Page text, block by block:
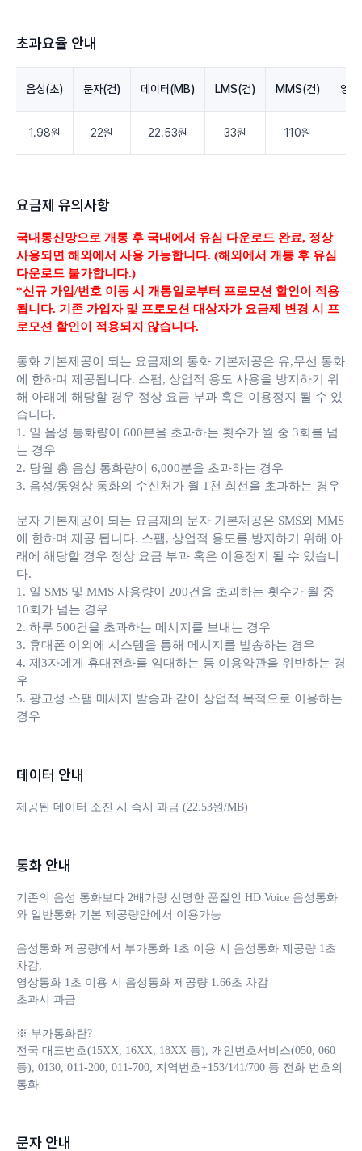
초과요율 안내
음성(초) 문자(건) 데이터(MB) LMS(건) MMS(건) 영
1.98원 22원 22.53원 33원 110원
요금제 유의사항
국내통신망으로 개통 후 국내에서 유심 다운로드 완료, 정상
사용되면 해외에서 사용 가능합니다. (해외에서 개통 후 유심
다운로드 불가합니다.)
*신규 가입/번호 이동 시 개통일로부터 프로모션 할인이 적용
됩니다. 기존 가입자 및 프로모션 대상자가 요금제 변경 시 프
로모션 할인이 적용되지 않습니다.
통화 기본제공이 되는 요금제의 통화 기본제공은 유,무선 통화
에 한하며 제공됩니다. 스팸, 상업적 용도 사용을 방지하기 위
해 아래에 해당할 경우 정상 요금 부과 혹은 이용정지 될 수 있
습니다.
1. 일 음성 통화량이 600분을 초과하는 횟수가 월 중 3회를 넘
는 경우
2. 당월 총 음성 통화량이 6,000분을 초과하는 경우
3. 음성/동영상 통화의 수신처가 월 1천 회선을 초과하는 경우
문자 기본제공이 되는 요금제의 문자 기본제공은 SMS와 MMS
에 한하며 제공 됩니다. 스팸, 상업적 용도를 방지하기 위해 아
래에 해당할 경우 정상 요금 부과 혹은 이용정지 될 수 있습니
다.
1. 일 SMS 및 MMS 사용량이 200건을 초과하는 횟수가 월 중
10회가 넘는 경우
2. 하루 500건을 초과하는 메시지를 보내는 경우
3. 휴대폰 이외에 시스템을 통해 메시지를 발송하는 경우
4. 제3자에게 휴대전화를 임대하는 등 이용약관을 위반하는 경
우
5. 광고성 스팸 메세지 발송과 같이 상업적 목적으로 이용하는
경우
데이터 안내
제공된 데이터 소진 시 즉시 과금 (22.53원/MB)
통화 안내
기존의 음성 통화보다 2배가량 선명한 품질인 HD Voice 음성통화
와 일반통화 기본 제공량안에서 이용가능
음성통화 제공량에서 부가통화 1초 이용 시 음성통화 제공량 1초
차감,
영상통화 1초 이용 시 음성통화 제공량 1.66초 차감
초과시 과금
※ 부가통화란?
전국 대표번호(15XX, 16XX, 18XX 등), 개인번호서비스(050, 060
등), 0130, 011-200, 011-700, 지역번호+153/141/700 등 전화 번호의
통화
문자 안내